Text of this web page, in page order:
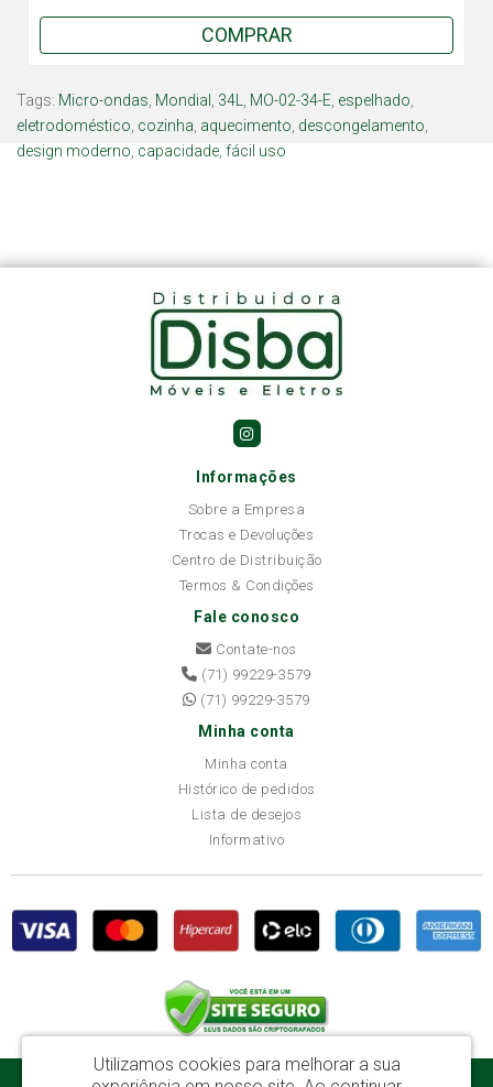
COMPRAR
Tags: Micro-ondas Mondial 34L MO-02-34-E espelhado
eletrodoméstico cozinha aquecimento descongelamento
design moderno capacidade fácil uso
Informações
Sobre a Empresa
Trocas e Devoluções
Centro de Distribuição
Termos & Condições
Fale conosco
Contate-nos
(71) 99229-3579
(71) 99229-3579
Minha conta
Minha conta
Histórico de pedidos
Lista de desejos
Informativo
Utilizamos cookies para melhorar a sua